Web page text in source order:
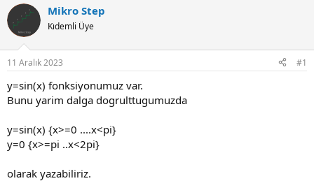
n
u
y
u
b
a
ş
a
a
n
ş
l
a
t
a
r
i
i
Mikro Step
Kıdemli Üye
11 Aralık 2023 #1
y=sin(x) fonksiyonumuz var.
Bunu yarim dalga dogrulttugumuzda
y=sin(x) {x>=0 ....x<pi}
y=0 {x>=pi ..x<2pi}
olarak yazabiliriz.